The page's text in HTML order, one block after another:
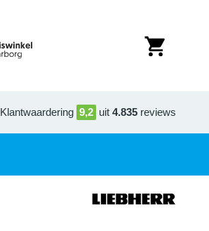
Klantwaardering 9,2 uit 4.835 reviews